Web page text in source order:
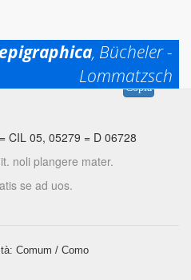
, Bücheler -
Lommatzsch
textsce/CE|ce|0150 Copia
= CIL 05, 05279 = D 06728
noli plangere mater.
se ad uos.
Comum / Como